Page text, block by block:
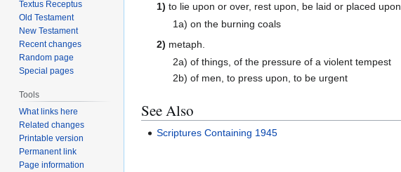
1) to lie upon or over, rest upon, be laid or placed upon
1a) on the burning coals
2) metaph.
2a) of things, of the pressure of a violent tempest
2b) of men, to press upon, to be urgent
See Also
Scriptures Containing 1945
Textus Receptus
Old Testament
New Testament
Recent changes
Random page
Special pages
Tools
What links here
Related changes
Printable version
Permanent link
Page information